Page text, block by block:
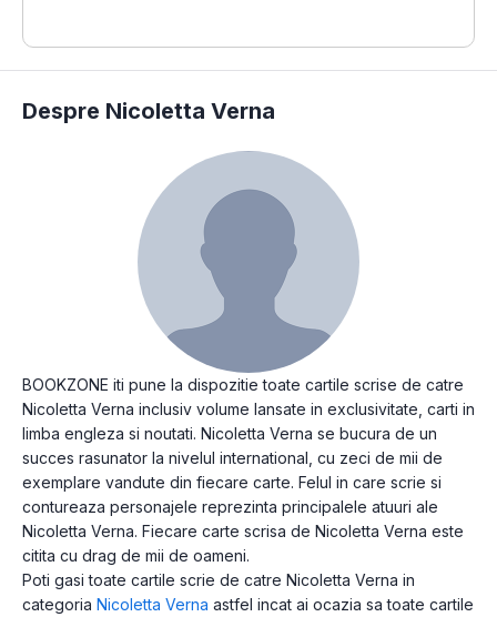
Despre Nicoletta Verna
BOOKZONE iti pune la dispozitie toate cartile scrise de catre
Nicoletta Verna inclusiv volume lansate in exclusivitate, carti in
limba engleza si noutati. Nicoletta Verna se bucura de un
succes rasunator la nivelul international, cu zeci de mii de
exemplare vandute din fiecare carte. Felul in care scrie si
contureaza personajele reprezinta principalele atuuri ale
Nicoletta Verna. Fiecare carte scrisa de Nicoletta Verna este
citita cu drag de mii de oameni.
Poti gasi toate cartile scrie de catre Nicoletta Verna in
categoria Nicoletta Verna astfel incat ai ocazia sa toate cartile